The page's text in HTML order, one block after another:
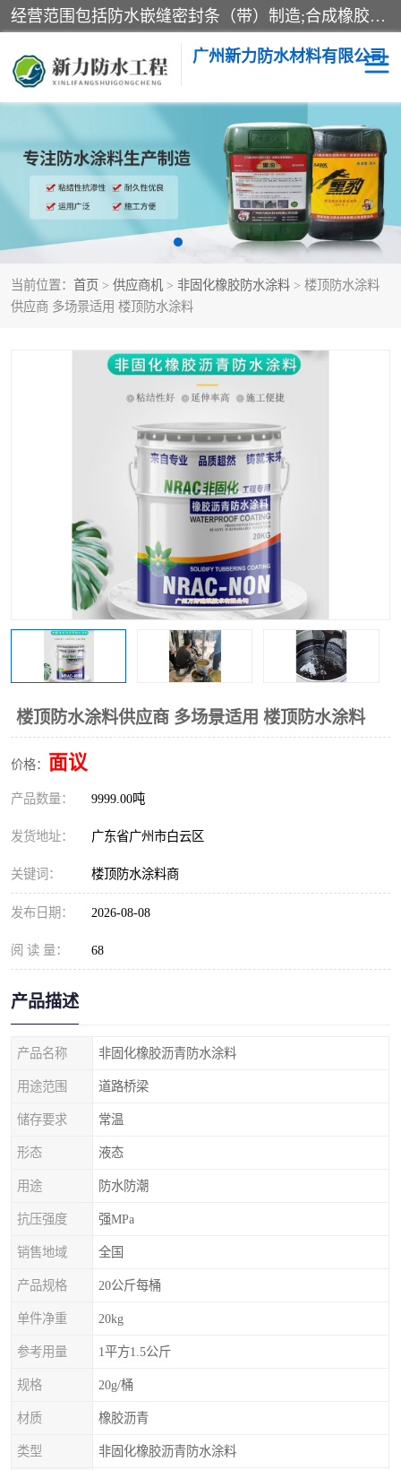
经营范围包括防水嵌缝密封条（带）制造;合成橡胶制造（监控化学品、危险化学品除外）;沥青混合物制造;防水胶粘带制造;其他合成材料制造（监控化学品、危险化学品除外）;涂料制造（监控化学品、危险化学品除外）;建筑结构防水补漏;防水建筑材料制造;粘合剂制造（监控化学品、危险化学品除外）;涂料零售;广州新力防水材料有限公司具有1处分支机构。
广州新力防水材料有限公司
当前位置： 首页 > 供应商机 > 非固化橡胶防水涂料 > 楼顶防水涂料
供应商 多场景适用 楼顶防水涂料
楼顶防水涂料供应商 多场景适用 楼顶防水涂料
价格： 面议
产品数量： 9999.00吨
发货地址： 广东省广州市白云区
关键词： 楼顶防水涂料商
发布日期： 2026-08-08
阅 读 量： 68
产品描述
产品名称 非固化橡胶沥青防水涂料
用途范围 道路桥梁
储存要求 常温
形态 液态
用途 防水防潮
抗压强度 强MPa
销售地域 全国
产品规格 20公斤每桶
单件净重 20kg
参考用量 1平方1.5公斤
规格 20g/桶
材质 橡胶沥青
类型 非固化橡胶沥青防水涂料
黑豹防水胶 建筑108胶水
乳化沥青防水涂料 自粘卷材
非固化橡胶防水涂料